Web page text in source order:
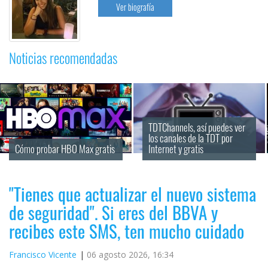
Ver biografía
Noticias recomendadas
Cómo probar HBO Max gratis
TDTChannels, así puedes ver
los canales de la TDT por
Internet y gratis
"Tienes que actualizar el nuevo sistema
de seguridad". Si eres del BBVA y
recibes este SMS, ten mucho cuidado
Francisco Vicente 06 agosto 2026, 16:34